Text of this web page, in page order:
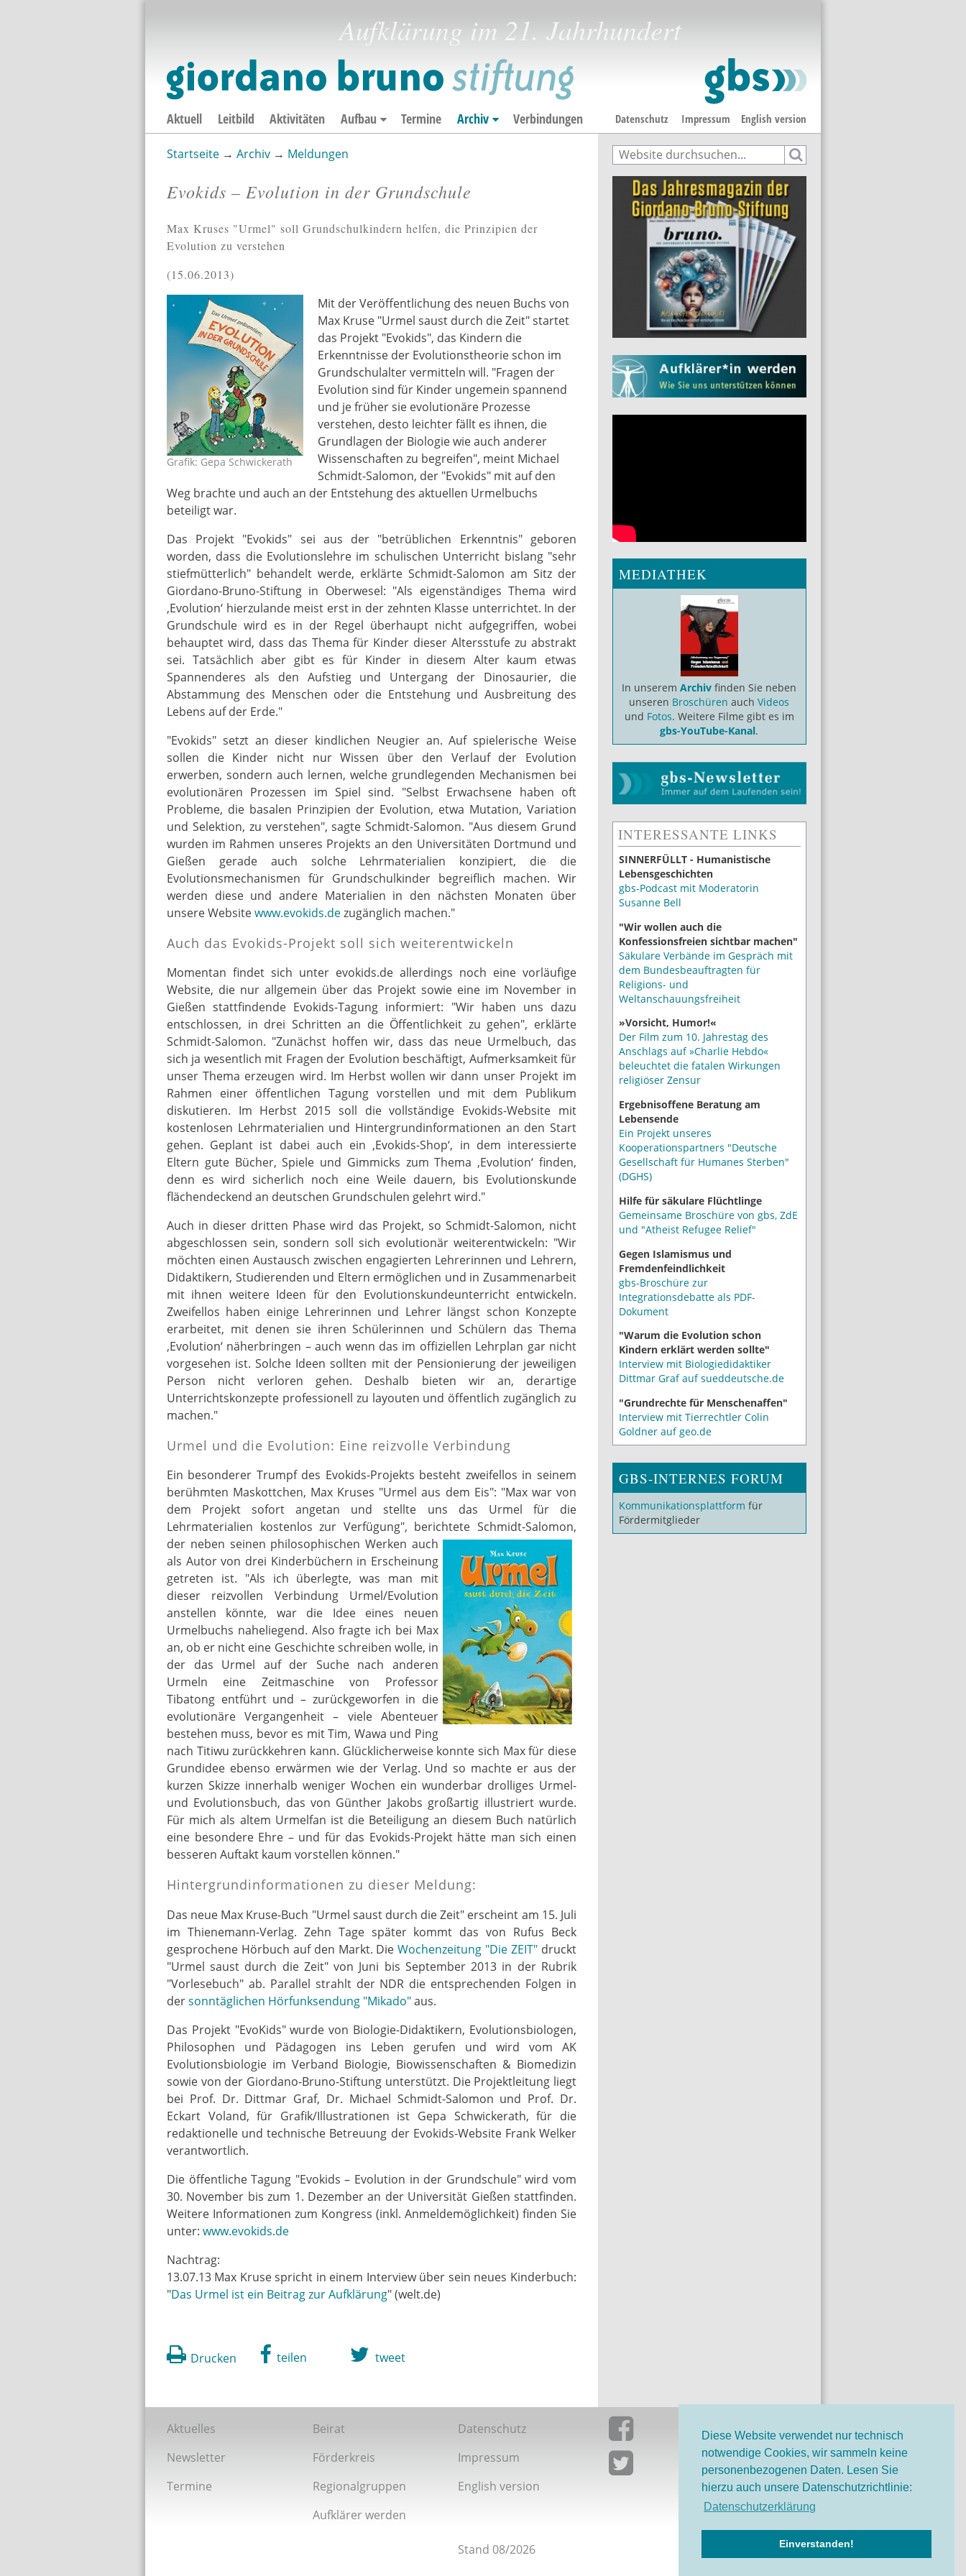
Diese Website verwendet nur technisch
notwendige Cookies, wir sammeln keine
personenbezogenen Daten. Lesen Sie
hierzu auch unsere Datenschutzrichtlinie:
Datenschutzerklärung
Einverstanden!
Aufklärung im 21. Jahrhundert
English version
Aktuell Leitbild Aktivitäten Aufbau Termine Archiv Verbindungen Datenschutz Impressum
Startseite→ Archiv→ Meldungen
Evokids – Evolution in der Grundschule
Max Kruses "Urmel" soll Grundschulkindern helfen, die Prinzipien der
Evolution zu verstehen
15.06.2013
urmel1.jpg
Grafik: Gepa Schwickerath
Mit der Veröffentlichung des neuen Buchs von
Max Kruse "Urmel saust durch die Zeit" startet
das Projekt "Evokids", das Kindern die
Erkenntnisse der Evolutionstheorie schon im
Grundschulalter vermitteln will. "Fragen der
Evolution sind für Kinder ungemein spannend
und je früher sie evolutionäre Prozesse
verstehen, desto leichter fällt es ihnen, die
Grundlagen der Biologie wie auch anderer
Wissenschaften zu begreifen", meint Michael
Schmidt-Salomon, der "Evokids" mit auf den
Weg brachte und auch an der Entstehung des aktuellen Urmelbuchs
beteiligt war.
Das Projekt "Evokids" sei aus der "betrüblichen Erkenntnis" geboren
worden, dass die Evolutionslehre im schulischen Unterricht bislang "sehr
stiefmütterlich" behandelt werde, erklärte Schmidt-Salomon am Sitz der
Giordano-Bruno-Stiftung in Oberwesel: "Als eigenständiges Thema wird
‚Evolution‘ hierzulande meist erst in der zehnten Klasse unterrichtet. In der
Grundschule wird es in der Regel überhaupt nicht aufgegriffen, wobei
behauptet wird, dass das Thema für Kinder dieser Altersstufe zu abstrakt
sei. Tatsächlich aber gibt es für Kinder in diesem Alter kaum etwas
Spannenderes als den Aufstieg und Untergang der Dinosaurier, die
Abstammung des Menschen oder die Entstehung und Ausbreitung des
Lebens auf der Erde."
"Evokids" setzt an dieser kindlichen Neugier an. Auf spielerische Weise
sollen die Kinder nicht nur Wissen über den Verlauf der Evolution
erwerben, sondern auch lernen, welche grundlegenden Mechanismen bei
evolutionären Prozessen im Spiel sind. "Selbst Erwachsene haben oft
Probleme, die basalen Prinzipien der Evolution, etwa Mutation, Variation
und Selektion, zu verstehen", sagte Schmidt-Salomon. "Aus diesem Grund
wurden im Rahmen unseres Projekts an den Universitäten Dortmund und
Gießen gerade auch solche Lehrmaterialien konzipiert, die die
Evolutionsmechanismen für Grundschulkinder begreiflich machen. Wir
werden diese und andere Materialien in den nächsten Monaten über
unsere Websitewww.evokids.dezugänglich machen."
Auch das Evokids-Projekt soll sich weiterentwickeln
Momentan findet sich unter evokids.de allerdings noch eine vorläufige
Website, die nur allgemein über das Projekt sowie eine im November in
Gießen stattfindende Evokids-Tagung informiert: "Wir haben uns dazu
entschlossen, in drei Schritten an die Öffentlichkeit zu gehen", erklärte
Schmidt-Salomon. "Zunächst hoffen wir, dass das neue Urmelbuch, das
sich ja wesentlich mit Fragen der Evolution beschäftigt, Aufmerksamkeit für
unser Thema erzeugen wird. Im Herbst wollen wir dann unser Projekt im
Rahmen einer öffentlichen Tagung vorstellen und mit dem Publikum
diskutieren. Im Herbst 2015 soll die vollständige Evokids-Website mit
kostenlosen Lehrmaterialien und Hintergrundinformationen an den Start
gehen. Geplant ist dabei auch ein ‚Evokids-Shop‘, in dem interessierte
Eltern gute Bücher, Spiele und Gimmicks zum Thema ‚Evolution‘ finden,
denn es wird sicherlich noch eine Weile dauern, bis Evolutionskunde
flächendeckend an deutschen Grundschulen gelehrt wird."
Auch in dieser dritten Phase wird das Projekt, so Schmidt-Salomon, nicht
abgeschlossen sein, sondern soll sich evolutionär weiterentwickeln: "Wir
möchten einen Austausch zwischen engagierten Lehrerinnen und Lehrern,
Didaktikern, Studierenden und Eltern ermöglichen und in Zusammenarbeit
mit ihnen weitere Ideen für den Evolutionskundeunterricht entwickeln.
Zweifellos haben einige Lehrerinnen und Lehrer längst schon Konzepte
erarbeitet, mit denen sie ihren Schülerinnen und Schülern das Thema
‚Evolution‘ näherbringen – auch wenn das im offiziellen Lehrplan gar nicht
vorgesehen ist. Solche Ideen sollten mit der Pensionierung der jeweiligen
Person nicht verloren gehen. Deshalb bieten wir an, derartige
Unterrichtskonzepte professionell zu layouten und öffentlich zugänglich zu
machen."
Urmel und die Evolution: Eine reizvolle Verbindung
Ein besonderer Trumpf des Evokids-Projekts besteht zweifellos in seinem
berühmten Maskottchen, Max Kruses "Urmel aus dem Eis": "Max war von
dem Projekt sofort angetan und stellte uns das Urmel für die
Lehrmaterialien kostenlos zur Verfügung", berichtete Schmidt-Salomon,
der neben seinen philosophischen Werken auch
als Autor von drei Kinderbüchern in Erscheinung
getreten ist. "Als ich überlegte, was man mit
dieser reizvollen Verbindung Urmel/Evolution
anstellen könnte, war die Idee eines neuen
Urmelbuchs naheliegend. Also fragte ich bei Max
an, ob er nicht eine Geschichte schreiben wolle, in
der das Urmel auf der Suche nach anderen
Urmeln eine Zeitmaschine von Professor
Tibatong entführt und – zurückgeworfen in die
evolutionäre Vergangenheit – viele Abenteuer
bestehen muss, bevor es mit Tim, Wawa und Ping
nach Titiwu zurückkehren kann. Glücklicherweise konnte sich Max für diese
Grundidee ebenso erwärmen wie der Verlag. Und so machte er aus der
kurzen Skizze innerhalb weniger Wochen ein wunderbar drolliges Urmel-
und Evolutionsbuch, das von Günther Jakobs großartig illustriert wurde.
Für mich als altem Urmelfan ist die Beteiligung an diesem Buch natürlich
eine besondere Ehre – und für das Evokids-Projekt hätte man sich einen
besseren Auftakt kaum vorstellen können."
Hintergrundinformationen zu dieser Meldung:
Das neue Max Kruse-Buch "Urmel saust durch die Zeit" erscheint am 15. Juli
im Thienemann-Verlag. Zehn Tage später kommt das von Rufus Beck
gesprochene Hörbuch auf den Markt. DieWochenzeitung "Die ZEIT" druckt
"Urmel saust durch die Zeit" von Juni bis September 2013 in der Rubrik
"Vorlesebuch" ab. Parallel strahlt der NDR die entsprechenden Folgen in
dersonntäglichen Hörfunksendung "Mikado"aus.
Das Projekt "EvoKids" wurde von Biologie-Didaktikern, Evolutionsbiologen,
Philosophen und Pädagogen ins Leben gerufen und wird vom AK
Evolutionsbiologie im Verband Biologie, Biowissenschaften & Biomedizin
sowie von der Giordano-Bruno-Stiftung unterstützt. Die Projektleitung liegt
bei Prof. Dr. Dittmar Graf, Dr. Michael Schmidt-Salomon und Prof. Dr.
Eckart Voland, für Grafik/Illustrationen ist Gepa Schwickerath, für die
redaktionelle und technische Betreuung der Evokids-Website Frank Welker
verantwortlich.
Die öffentliche Tagung "Evokids – Evolution in der Grundschule" wird vom
30. November bis zum 1. Dezember an der Universität Gießen stattfinden.
Weitere Informationen zum Kongress (inkl. Anmeldemöglichkeit) finden Sie
unter: www.evokids.de
Nachtrag:
13.07.13 Max Kruse spricht in einem Interview über sein neues Kinderbuch:
"Das Urmel ist ein Beitrag zur Aufklärung" (welt.de)
Drucken teilen tweet
Suchformular
Suche
MEDIATHEK
In unseremArchiv finden Sie neben
unseren Broschüren auch Videos
und Fotos. Weitere Filme gibt es im
gbs-YouTube-Kanal.
INTERESSANTE LINKS
SINNERFÜLLT - Humanistische
Lebensgeschichten
gbs-Podcast mit Moderatorin
Susanne Bell
"Wir wollen auch die
Konfessionsfreien sichtbar machen"
Säkulare Verbände im Gespräch mit
dem Bundesbeauftragten für
Religions- und
Weltanschauungsfreiheit
»Vorsicht, Humor!«
Der Film zum 10. Jahrestag des
Anschlags auf »Charlie Hebdo«
beleuchtet die fatalen Wirkungen
religiöser Zensur
Ergebnisoffene Beratung am
Lebensende
Ein Projekt unseres
Kooperationspartners "Deutsche
Gesellschaft für Humanes Sterben"
(DGHS)
Hilfe für säkulare Flüchtlinge
Gemeinsame Broschüre von gbs, ZdE
und "Atheist Refugee Relief"
Gegen Islamismus und
Fremdenfeindlichkeit
gbs-Broschüre zur
Integrationsdebatte als PDF-
Dokument
"Warum die Evolution schon
Kindern erklärt werden sollte"
Interview mit Biologiedidaktiker
Dittmar Graf auf sueddeutsche.de
"Grundrechte für Menschenaffen"
Interview mit Tierrechtler Colin
Goldner auf geo.de
GBS-INTERNES FORUM
Kommunikationsplattform für
Fördermitglieder
Giordano-Bruno-Stiftung auf
Facebook
Giordano-Bruno-Stiftung bei
Aktuelles
Newsletter
Termine
Beirat
Förderkreis
Regionalgruppen
Aufklärer werden
Datenschutz
Impressum
English version
Stand 08/2026